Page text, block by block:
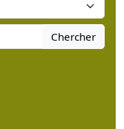
Chercher